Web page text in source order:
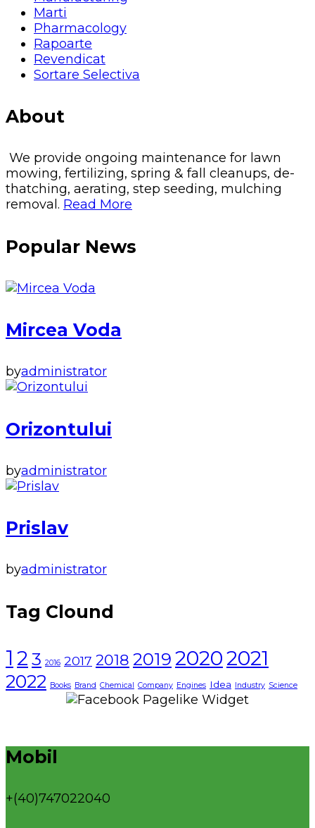
Marti
Pharmacology
Rapoarte
Revendicat
Sortare Selectiva
About
We provide ongoing maintenance for lawn
mowing, fertilizing, spring & fall cleanups, de-
thatching, aerating, step seeding, mulching
removal. Read More
Popular News
Mircea Voda
byadministrator
Orizontului
byadministrator
Prislav
byadministrator
Tag Clound
1 2 3 2016 2017 2018 2019 20202021
2022 Books Brand Chemical Company Engines Idea Industry Science
Mobil
+(40)747022040